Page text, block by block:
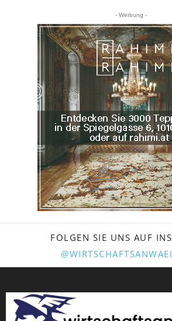
- Werbung -
FOLGEN SIE UNS AUF